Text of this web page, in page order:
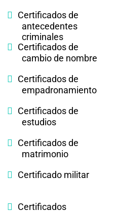
Certificados de
antecedentes
criminales
Certificados de
cambio de nombre
Certificados de
empadronamiento
Certificados de
estudios
Certificados de
matrimonio
Certificado militar
Certificados